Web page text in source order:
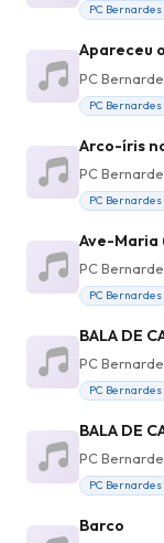
PC Bernardes
Apareceu
PC
PC Bernardes
Arco-íris
PC
PC Bernardes
Ave-Maria
PC
PC Bernardes
PC
PC Bernardes
PC
PC Bernardes
Barco